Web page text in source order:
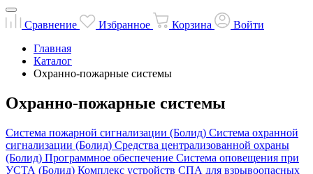
Сравнение Избранное Корзина
Войти
Главная
Каталог
Охранно-пожарные системы
Охранно-пожарные системы
Система пожарной сигнализации (Болид) Система охранной
сигнализации (Болид) Средства централизованной охраны
(Болид) Программное обеспечение Система оповещения при
УСТА (Болид) Комплекс устройств СПА для взрывоопасных